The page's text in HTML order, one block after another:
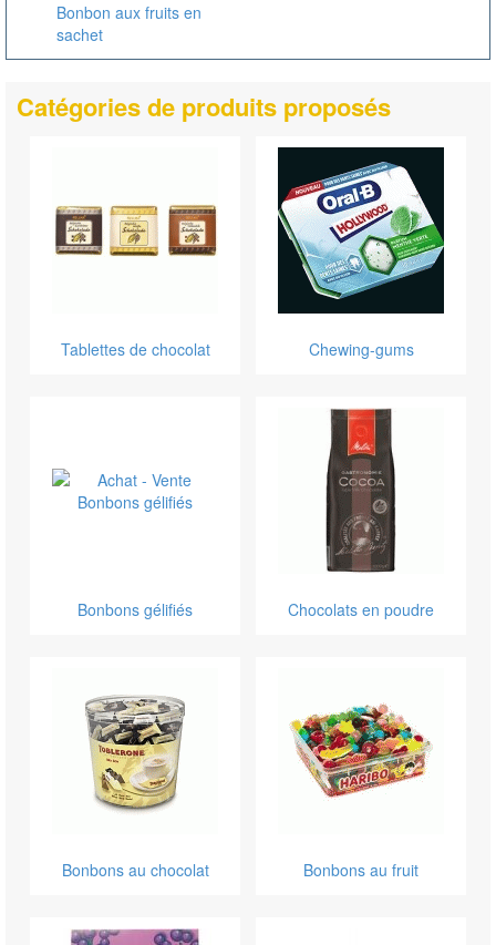
Bonbon aux fruits en
sachet
Catégories de produits proposés
Tablettes de chocolat Chewing-gums
Bonbons gélifiés Chocolats en poudre
Bonbons au chocolat Bonbons au fruit